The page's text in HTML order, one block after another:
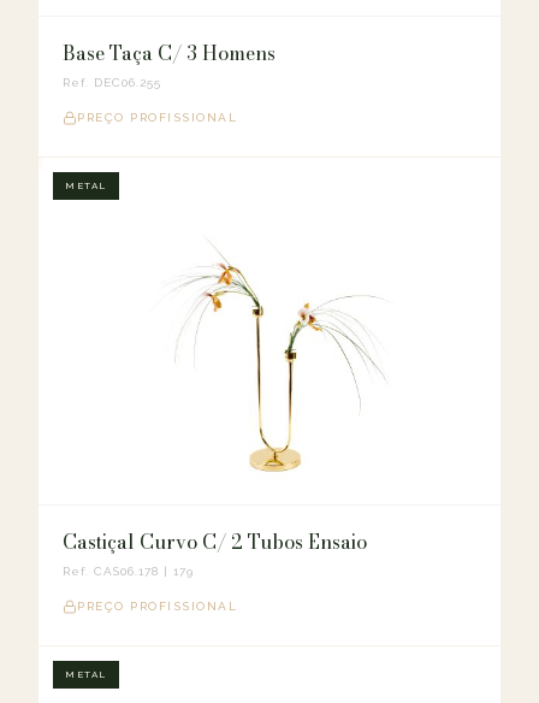
Base Taça C/ 3 Homens
Ref. DEC06.255
PREÇO PROFISSIONAL
METAL
Castiçal Curvo C/ 2 Tubos Ensaio
Ref. CAS06.178 | 179
PREÇO PROFISSIONAL
METAL